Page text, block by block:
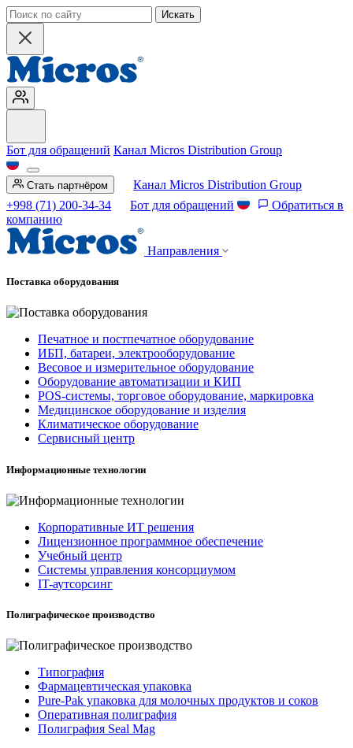
Искать
Бот для обращений Канал Micros Distribution Group
Стать партнёром
Канал Micros Distribution Group
+998 (71) 200-34-34
Бот для обращений
Обратиться в
компанию
Направления
Поставка оборудования
Печатное и постпечатное оборудование
ИБП, батареи, электрооборудование
Весовое и измерительное оборудование
Оборудование автоматизации и КИП
POS-системы, торговое оборудование, маркировка
Медицинское оборудование и изделия
Климатическое оборудование
Сервисный центр
Информационные технологии
Корпоративные ИТ решения
Лицензионное программное обеспечение
Учебный центр
Системы управления консорциумом
IT-аутсорсинг
Полиграфическое производство
Типография
Фармацевтическая упаковка
Pure-Pak упаковка для молочных продуктов и соков
Оперативная полиграфия
Полиграфия Seal Mag